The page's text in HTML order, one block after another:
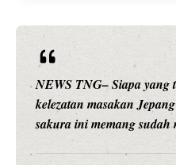
NEWS TNG– Siapa yang
kelezatan masakan
sakura ini memang